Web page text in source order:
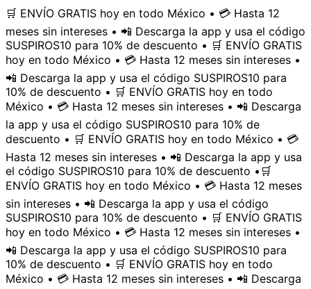
🛒 ENVÍO GRATIS hoy en todo México • 💳 Hasta 12
meses sin intereses • 📲 Descarga la app y usa el código
SUSPIROS10 para 10% de descuento • 🛒 ENVÍO GRATIS
hoy en todo México • 💳 Hasta 12 meses sin intereses •
📲 Descarga la app y usa el código SUSPIROS10 para
10% de descuento • 🛒 ENVÍO GRATIS hoy en todo
México • 💳 Hasta 12 meses sin intereses • 📲 Descarga
la app y usa el código SUSPIROS10 para 10% de
descuento • 🛒 ENVÍO GRATIS hoy en todo México • 💳
Hasta 12 meses sin intereses • 📲 Descarga la app y usa
el código SUSPIROS10 para 10% de descuento • 🛒
ENVÍO GRATIS hoy en todo México • 💳 Hasta 12 meses
sin intereses • 📲 Descarga la app y usa el código
SUSPIROS10 para 10% de descuento • 🛒 ENVÍO GRATIS
hoy en todo México • 💳 Hasta 12 meses sin intereses •
📲 Descarga la app y usa el código SUSPIROS10 para
10% de descuento • 🛒 ENVÍO GRATIS hoy en todo
México • 💳 Hasta 12 meses sin intereses • 📲 Descarga